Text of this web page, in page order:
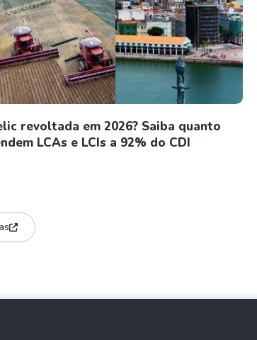
revoltada em 2026? Saiba quanto
LCAs e LCIs a 92% do CDI